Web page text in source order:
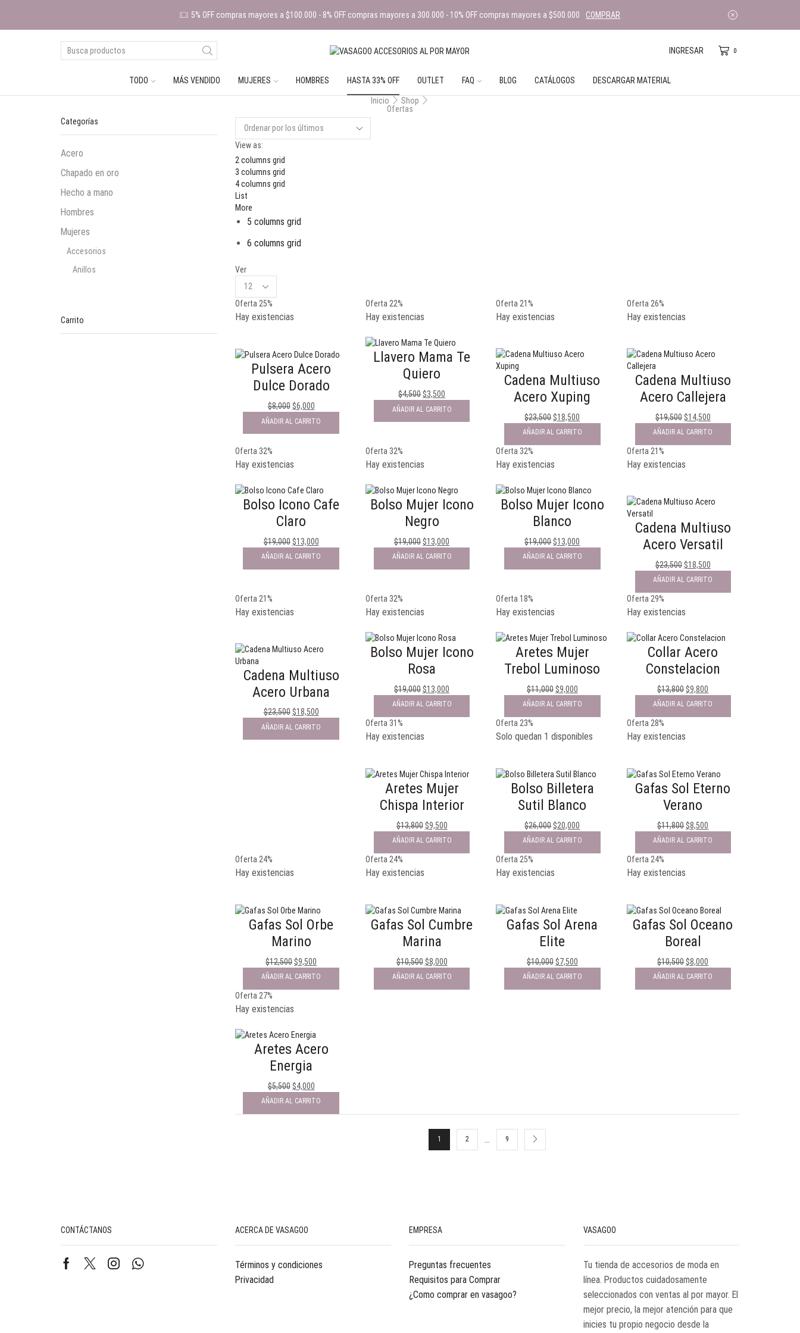
5% OFF compras mayores a $100.000 - 8% OFF compras mayores a 300.000 - 10% OFF compras mayores a $500.000 COMPRAR
INGRESAR 0
TODO MÁS VENDIDO MUJERES HOMBRES HASTA 33% OFF OUTLET FAQ BLOG CATÁLOGOS DESCARGAR MATERIAL
Inicio
Shop
Ofertas
View as:
2 columns grid
3 columns grid
4 columns grid
List
More
5 columns grid
6 columns grid
Ver
Oferta 25%
Hay existencias
Pulsera Acero
Dulce Dorado
$8,000 $6,000
AÑADIR AL CARRITO
Oferta 22%
Hay existencias
Llavero Mama Te
Quiero
$4,500$3,500
AÑADIR AL CARRITO
Oferta 21%
Hay existencias
Cadena Multiuso
Acero Xuping
$23,500$18,500
AÑADIR AL CARRITO
Oferta 26%
Hay existencias
Cadena Multiuso
Acero Callejera
$19,500$14,500
AÑADIR AL CARRITO
Oferta 32%
Hay existencias
Bolso Icono Cafe
Claro
$19,000 $13,000
AÑADIR AL CARRITO
Oferta 32%
Hay existencias
Bolso Mujer Icono
Negro
$19,000$13,000
AÑADIR AL CARRITO
Oferta 32%
Hay existencias
Bolso Mujer Icono
Blanco
$19,000$13,000
AÑADIR AL CARRITO
Oferta 21%
Hay existencias
Cadena Multiuso
Acero Versatil
$23,500$18,500
AÑADIR AL CARRITO
Oferta 21%
Hay existencias
Cadena Multiuso
Acero Urbana
$23,500 $18,500
AÑADIR AL CARRITO
Oferta 32%
Hay existencias
Bolso Mujer Icono
Rosa
$19,000$13,000
AÑADIR AL CARRITO
Oferta 18%
Hay existencias
Aretes Mujer
Trebol Luminoso
$11,000$9,000
AÑADIR AL CARRITO
Oferta 29%
Hay existencias
Collar Acero
Constelacion
$13,800$9,800
AÑADIR AL CARRITO
Oferta 31%
Hay existencias
Aretes Mujer
Chispa Interior
$13,800 $9,500
AÑADIR AL CARRITO
Oferta 23%
Solo quedan 1 disponibles
Bolso Billetera
Sutil Blanco
$26,000$20,000
AÑADIR AL CARRITO
Oferta 28%
Hay existencias
Gafas Sol Eterno
Verano
$11,800$8,500
AÑADIR AL CARRITO
Oferta 24%
Hay existencias
Gafas Sol Orbe
Marino
$12,500$9,500
AÑADIR AL CARRITO
Oferta 24%
Hay existencias
Gafas Sol Cumbre
Marina
$10,500 $8,000
AÑADIR AL CARRITO
Oferta 25%
Hay existencias
Gafas Sol Arena
Elite
$10,000$7,500
AÑADIR AL CARRITO
Oferta 24%
Hay existencias
Gafas Sol Oceano
Boreal
$10,500$8,000
AÑADIR AL CARRITO
Oferta 27%
Hay existencias
Aretes Acero
Energia
$5,500 $4,000
AÑADIR AL CARRITO
1 2 … 9
Categorías
Acero
Chapado en oro
Hecho a mano
Hombres
Mujeres
Accesorios
Anillos
Complementos de Moda
Carrito
CONTÁCTANOS ACERCA DE VASAGOO
Términos y condiciones
Privacidad
EMPRESA
Preguntas frecuentes
Requisitos para Comprar
¿Como comprar en vasagoo?
VASAGOO
Tu tienda de accesorios de moda en
línea. Productos cuidadosamente
seleccionados con ventas al por mayor. El
mejor precio, la mejor atención para que
inicies tu propio negocio desde la